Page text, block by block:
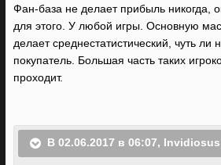
Фан-база не делает прибыль никогда,
для этого. У любой игры. Основную
делает среднестатистический, чуть
покупатель. Большая часть таких
проходит.
В 02.06.2017 в 06:07, Invidiosus